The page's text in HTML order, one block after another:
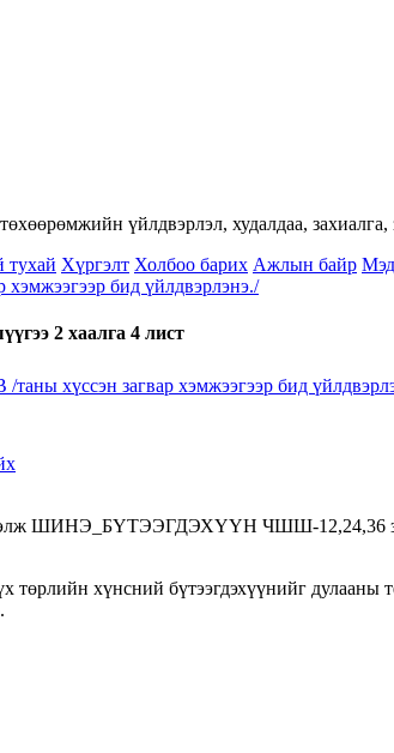
үйлдвэрлэл, худалдаа, захиалга,
тухай Хүргэлт Холбоо барих Ажлын байр
бид үйлдвэрлэнэ./
2 хаалга 4 лист
хүссэн загвар хэмжээгээр бид
тэлж ШИНЭ_БҮТЭЭГДЭХҮҮН ЧШШ-12,24,36
хүнсний бүтээгдэхүүнийг дулааны